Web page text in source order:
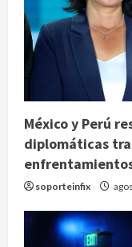
México y Perú
diplomáticas
soporteinfix